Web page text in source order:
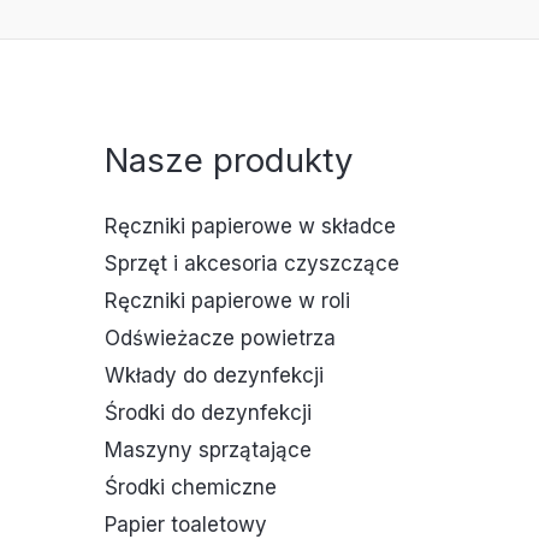
Nasze produkty
Ręczniki papierowe w składce
Sprzęt i akcesoria czyszczące
Ręczniki papierowe w roli
Odświeżacze powietrza
Wkłady do dezynfekcji
Środki do dezynfekcji
Maszyny sprzątające
Środki chemiczne
Papier toaletowy